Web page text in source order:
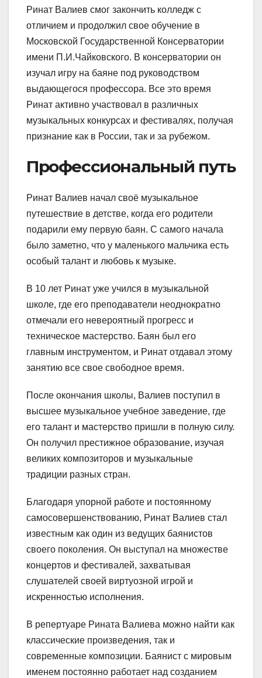
Ринат Валиев смог закончить колледж с
отличием и продолжил свое обучение в
Московской Государственной Консерватории
имени П.И.Чайковского. В консерватории он
изучал игру на баяне под руководством
выдающегося профессора. Все это время
Ринат активно участвовал в различных
музыкальных конкурсах и фестивалях, получая
признание как в России, так и за рубежом.
Профессиональный путь
Ринат Валиев начал своё музыкальное
путешествие в детстве, когда его родители
подарили ему первую баян. С самого начала
было заметно, что у маленького мальчика есть
особый талант и любовь к музыке.
В 10 лет Ринат уже учился в музыкальной
школе, где его преподаватели неоднократно
отмечали его невероятный прогресс и
техническое мастерство. Баян был его
главным инструментом, и Ринат отдавал этому
занятию все свое свободное время.
После окончания школы, Валиев поступил в
высшее музыкальное учебное заведение, где
его талант и мастерство пришли в полную силу.
Он получил престижное образование, изучая
великих композиторов и музыкальные
традиции разных стран.
Благодаря упорной работе и постоянному
самосовершенствованию, Ринат Валиев стал
известным как один из ведущих баянистов
своего поколения. Он выступал на множестве
концертов и фестивалей, захватывая
слушателей своей виртуозной игрой и
искренностью исполнения.
В репертуаре Рината Валиева можно найти как
классические произведения, так и
современные композиции. Баянист с мировым
именем постоянно работает над созданием